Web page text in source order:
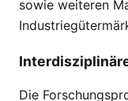
sowie weiteren
Die